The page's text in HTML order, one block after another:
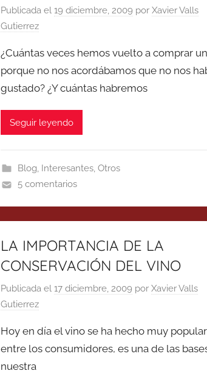
Publicada el19 diciembre, 2009 porXavier Valls
Gutierrez
¿Cuántas veces hemos vuelto a comprar
porque no nos acordábamos que no nos
gustado? ¿Y cuántas habremos
Seguir leyendo
Blog, Interesantes, Otros
5 comentarios
LA IMPORTANCIA DE LA
CONSERVACIÓN DEL VINO
Publicada el17 diciembre, 2009 porXavier Valls
Gutierrez
Hoy en día el vino se ha hecho muy popular
entre los consumidores, es una de las
nuestra